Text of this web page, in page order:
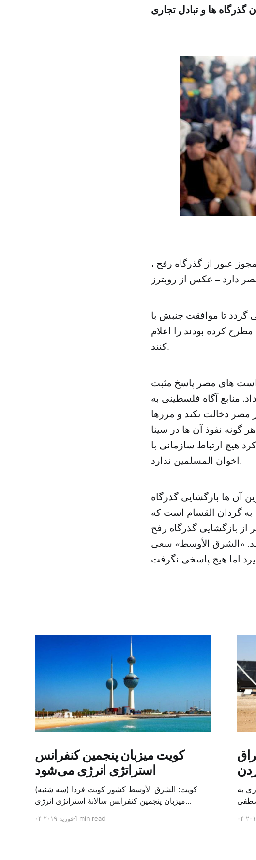
ها و تبادل تجاری
عبور از گذرگاه رفح ،
دارد – عکس از رویترز
گردد تا موافقت جنبش با
کرده بودند را اعلام
کنند.
های مصر پاسخ مثبت
منابع آگاه فلسطینی به
دخالت نکند و مرزها
گونه نفوذ آن ها در سینا
هیچ ارتباط سازمانی با
اخوان المسلمین ندارد.
آن ها بازگشایی گذرگاه
به گردان القسام است که
از بازگشایی گذرگاه رفح
«الشرق الأوسط» سعی
کویت میزبان پنجمین کنفرانس
استراتژی انرژی می‌شود
کویت: الشرق الأوسط کشور کویت فردا (سه شنبه)
میزبان پنجمین کنفرانس سالانهٔ استراتژی انرژی
الشرق الاوسط، حدود ۳۰۰ متخصص از شرکت‌های
۰۴ فوریه ۲۰۱۹1 min read
به
و